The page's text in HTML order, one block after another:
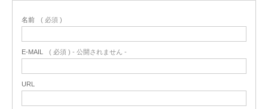
名前 ( 必須 )
E-MAIL ( 必須 ) - 公開されません -
URL